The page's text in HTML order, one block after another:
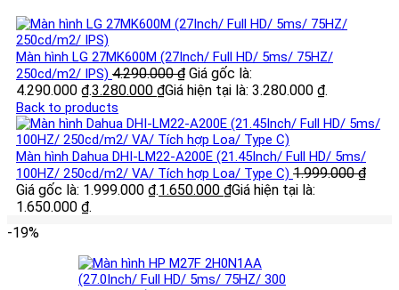
Màn hình LG 27MK600M (27Inch/ Full HD/ 5ms/ 75HZ/
250cd/m2/ IPS) 4.290.000₫ Giá gốc là:
4.290.000 ₫.3.280.000 ₫Giá hiện tại là: 3.280.000 ₫.
Back to products
Màn hình Dahua DHI-LM22-A200E (21.45Inch/ Full HD/ 5ms/
100HZ/ 250cd/m2/ VA/ Tích hợp Loa/ Type C) 1.999.000₫
Giá gốc là: 1.999.000 ₫.1.650.000 ₫Giá hiện tại là:
1.650.000 ₫.
-19%